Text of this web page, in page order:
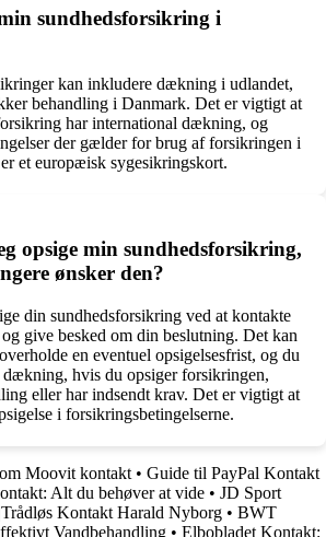
sundhedsforsikring i
kan inkludere dækning i udlandet,
behandling i Danmark. Det er vigtigt at
har international dækning, og
der gælder for brug af forsikringen i
et europæisk sygesikringskort.
opsige min sundhedsforsikring,
ønsker den?
din sundhedsforsikring ved at kontakte
give besked om din beslutning. Det kan
en eventuel opsigelsesfrist, og du
dækning, hvis du opsiger forsikringen,
eller har indsendt krav. Det er vigtigt at
i forsikringsbetingelserne.
Moovit kontakt • Guide til PayPal Kontakt
Alt du behøver at vide • JD Sport
Kontakt Harald Nyborg • BWT
Vandbehandling • Elbobladet Kontakt: